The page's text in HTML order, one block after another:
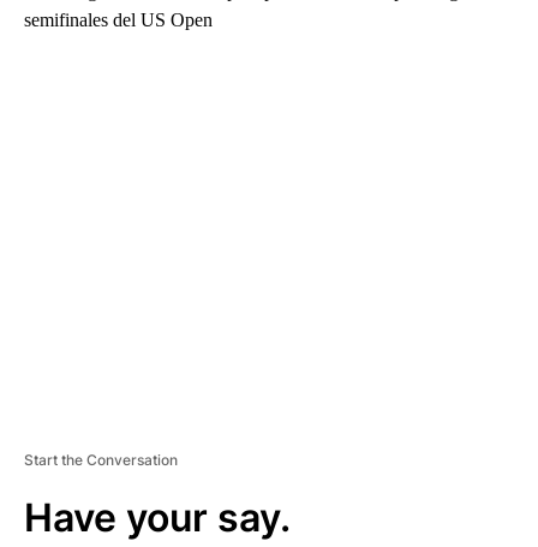
semifinales del US Open
Start the Conversation
Have your say.